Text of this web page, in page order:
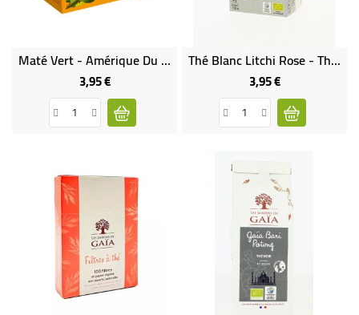
Maté Vert - Amérique Du Sud Bio
3,95 €Prix
Thé Blanc Litchi Rose - Thé Blanc Aromatisé Bio & Équitable
3,95 €Prix